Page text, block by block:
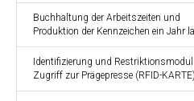
Buchhaltung der Arbeitszeiten und
Produktion der Kennzeichen ein Jahr
Identifizierung und Restriktionsmodul
Zugriff zur Prägepresse (RFID-KARTE)